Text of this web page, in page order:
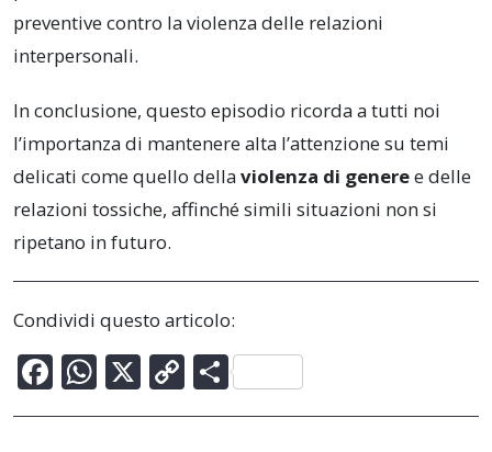
preventive contro la violenza delle relazioni
interpersonali.
In conclusione, questo episodio ricorda a tutti noi
l’importanza di mantenere alta l’attenzione su temi
delicati come quello dellaviolenza di generee delle
relazioni tossiche, affinché simili situazioni non si
ripetano in futuro.
Condividi questo articolo:
F
ac
W
h
X C
o
C
o